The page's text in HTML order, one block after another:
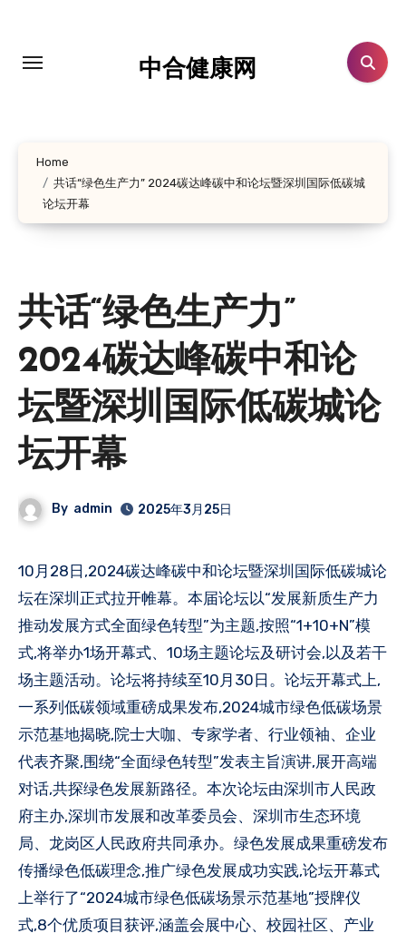
中合健康网
Home
共话“绿色生产力” 2024碳达峰碳中和论坛暨深圳国际低碳城
论坛开幕
共话“绿色生产力”
2024碳达峰碳中和论
坛暨深圳国际低碳城论
坛开幕
By admin 2025年3月25日
10月28日,2024碳达峰碳中和论坛暨深圳国际低碳城论
坛在深圳正式拉开帷幕。本届论坛以“发展新质生产力
推动发展方式全面绿色转型”为主题,按照“1+10+N”模
式,将举办1场开幕式、10场主题论坛及研讨会,以及若干
场主题活动。论坛将持续至10月30日。论坛开幕式上,
一系列低碳领域重磅成果发布,2024城市绿色低碳场景
示范基地揭晓,院士大咖、专家学者、行业领袖、企业
代表齐聚,围绕“全面绿色转型”发表主旨演讲,展开高端
对话,共探绿色发展新路径。本次论坛由深圳市人民政
府主办,深圳市发展和改革委员会、深圳市生态环境
局、龙岗区人民政府共同承办。绿色发展成果重磅发布
传播绿色低碳理念,推广绿色发展成功实践,论坛开幕式
上举行了“2024城市绿色低碳场景示范基地”授牌仪
式,8个优质项目获评,涵盖会展中心、校园社区、产业